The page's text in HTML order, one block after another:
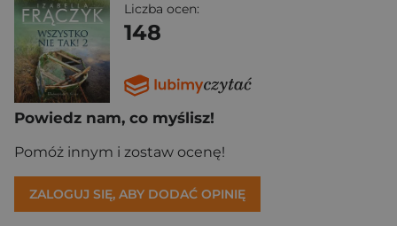
Liczba ocen:
148
Powiedz nam, co myślisz!
Pomóż innym i zostaw ocenę!
ZALOGUJ SIĘ, ABY DODAĆ OPINIĘ